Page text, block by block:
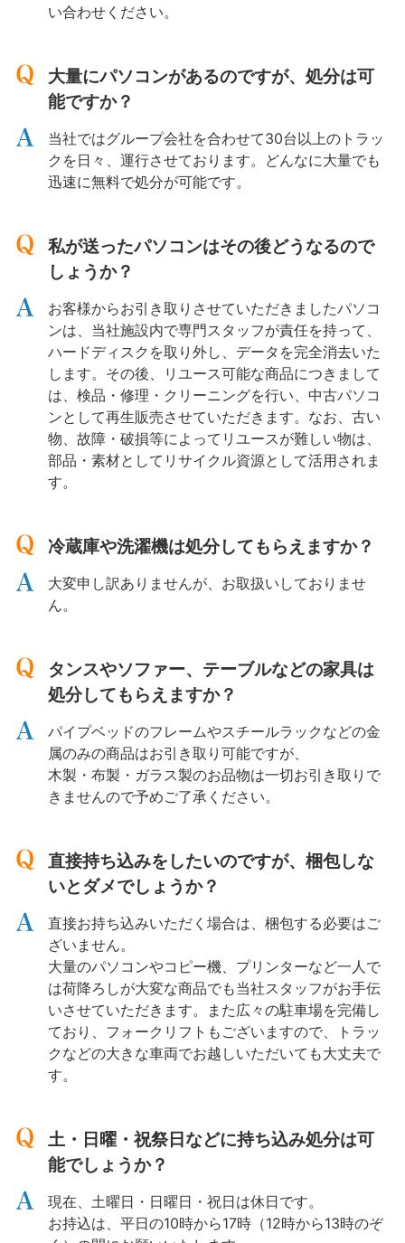
い合わせください。
大量にパソコンがあるのですが、処分は可
能ですか？
当社ではグループ会社を合わせて30台以上のトラッ
クを日々、運行させております。どんなに大量でも
迅速に無料で処分が可能です。
私が送ったパソコンはその後どうなるので
しょうか？
お客様からお引き取りさせていただきましたパソコ
ンは、当社施設内で専門スタッフが責任を持って、
ハードディスクを取り外し、データを完全消去いた
します。その後、リユース可能な商品につきまして
は、検品・修理・クリーニングを行い、中古パソコ
ンとして再生販売させていただきます。なお、古い
物、故障・破損等によってリユースが難しい物は、
部品・素材としてリサイクル資源として活用されま
す。
冷蔵庫や洗濯機は処分してもらえますか？
大変申し訳ありませんが、お取扱いしておりませ
ん。
タンスやソファー、テーブルなどの家具は
処分してもらえますか？
パイプベッドのフレームやスチールラックなどの金
属のみの商品はお引き取り可能ですが、
木製・布製・ガラス製のお品物は一切お引き取りで
きませんので予めご了承ください。
直接持ち込みをしたいのですが、梱包しな
いとダメでしょうか？
直接お持ち込みいただく場合は、梱包する必要はご
ざいません。
大量のパソコンやコピー機、プリンターなど一人で
は荷降ろしが大変な商品でも当社スタッフがお手伝
いさせていただきます。また広々の駐車場を完備し
ており、フォークリフトもございますので、トラッ
クなどの大きな車両でお越しいただいても大丈夫で
す。
土・日曜・祝祭日などに持ち込み処分は可
能でしょうか？
現在、土曜日・日曜日・祝日は休日です。
お持込は、平日の10時から17時（12時から13時のぞ